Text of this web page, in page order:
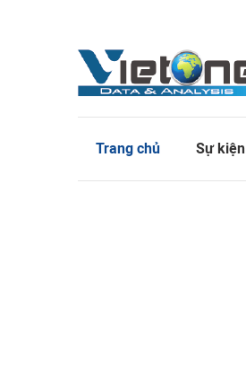
Trang chủ Sự kiện